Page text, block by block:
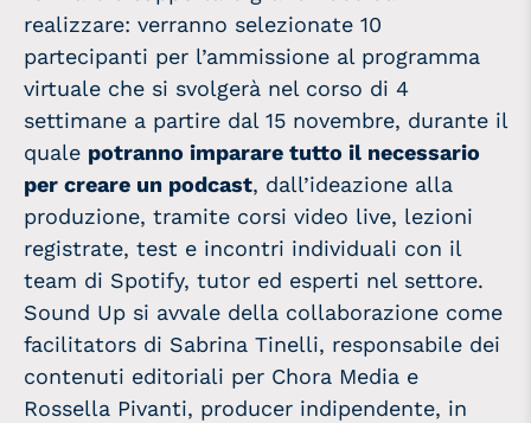
realizzare: verranno selezionate 10
partecipanti per l’ammissione al programma
virtuale che si svolgerà nel corso di 4
settimane a partire dal 15 novembre, durante il
quale potranno imparare tutto il necessario
per creare un podcast, dall’ideazione alla
produzione, tramite corsi video live, lezioni
registrate, test e incontri individuali con il
team di Spotify, tutor ed esperti nel settore.
Sound Up si avvale della collaborazione come
facilitators di Sabrina Tinelli, responsabile dei
contenuti editoriali per Chora Media e
Rossella Pivanti, producer indipendente, in